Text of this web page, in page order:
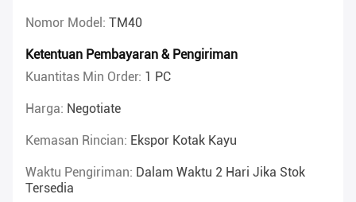
Nomor Model: TM40
Ketentuan Pembayaran & Pengiriman
Kuantitas Min Order: 1 PC
Harga: Negotiate
Kemasan Rincian: Ekspor Kotak Kayu
Waktu Pengiriman: Dalam Waktu 2 Hari Jika Stok
Tersedia